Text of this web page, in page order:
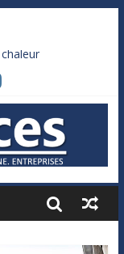
déjà remboursés
rien